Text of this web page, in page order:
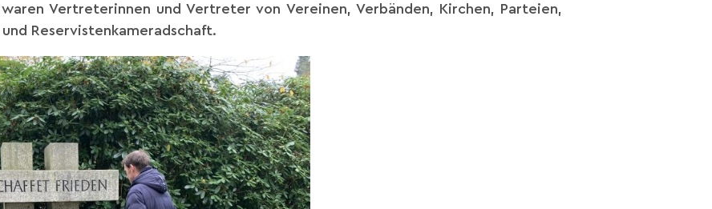
Vertreterinnen und Vertreter von Vereinen, Verbänden, Kirchen, Parteien,
Reservistenkameradschaft.